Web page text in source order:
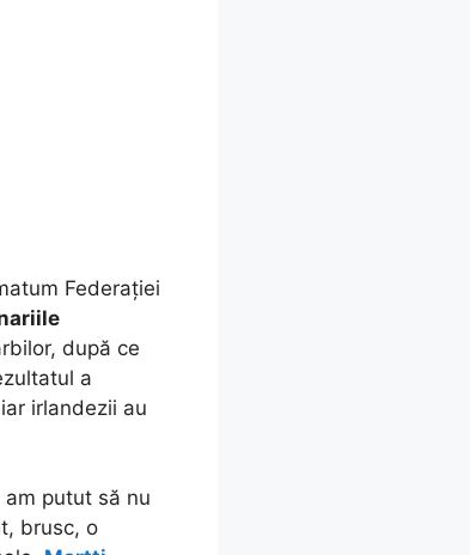
Federației
după ce
a
irlandezii au
putut să nu
brusc, o